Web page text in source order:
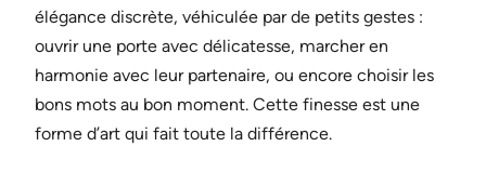
élégance discrète, véhiculée par de petits gestes :
ouvrir une porte avec délicatesse, marcher en
harmonie avec leur partenaire, ou encore choisir les
bons mots au bon moment. Cette finesse est une
forme d’art qui fait toute la différence.